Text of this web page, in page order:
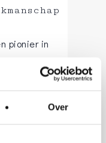
Over
pionier in
we